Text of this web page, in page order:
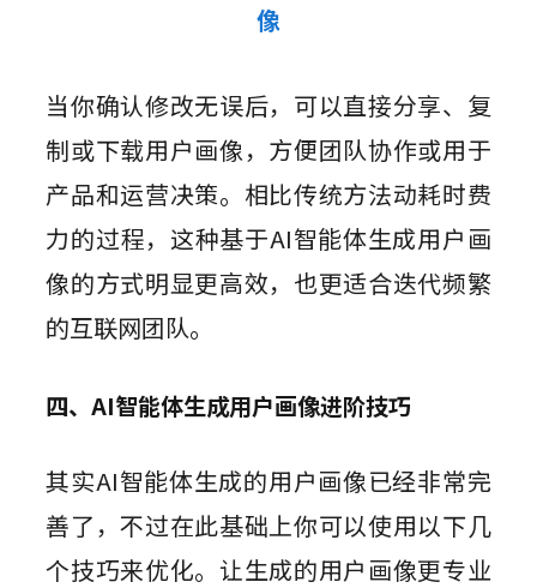
像
当你确认修改无误后，可以直接分享、复
制或下载用户画像，方便团队协作或用于
产品和运营决策。相比传统方法动耗时费
力的过程，这种基于AI智能体生成用户画
像的方式明显更高效，也更适合迭代频繁
的互联网团队。
四、AI智能体生成用户画像进阶技巧
其实AI智能体生成的用户画像已经非常完
善了，不过在此基础上你可以使用以下几
个技巧来优化。让生成的用户画像更专业